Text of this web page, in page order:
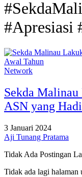
#Apresiasi
Network
Sekda
ASN yang
3 Januari 2024
Aji Tunang Pratama
Tidak Ada Postingan
Tidak ada lagi halaman